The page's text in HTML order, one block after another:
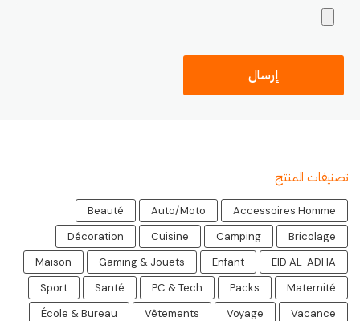
تصنيفات المنتج
Accessoires Homme
Auto/Moto
Beauté
Bricolage
Camping
Cuisine
Décoration
EID AL-ADHA
Enfant
Gaming & Jouets
Maison
Maternité
Packs
PC & Tech
Santé
Sport
Vacance
Voyage
Vêtements
École & Bureau